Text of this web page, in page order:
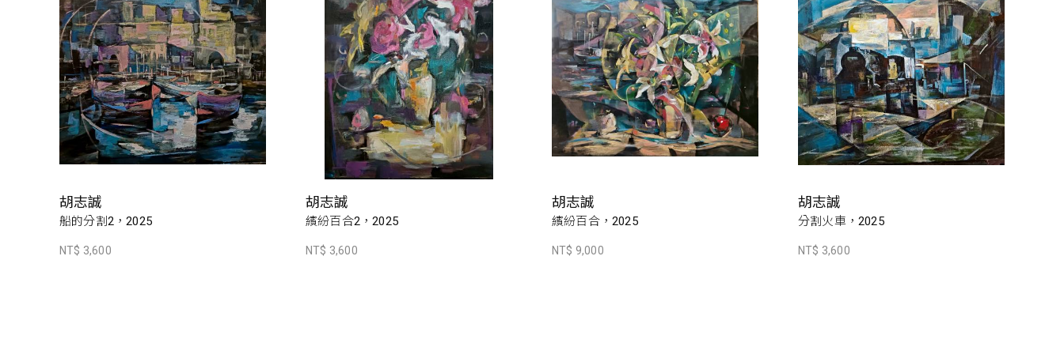
胡志誠
船的分割2，2025
NT$ 3,600
胡志誠
繽紛百合2，2025
NT$ 3,600
胡志誠
繽紛百合，2025
NT$ 9,000
胡志誠
分割火車，2025
NT$ 3,600